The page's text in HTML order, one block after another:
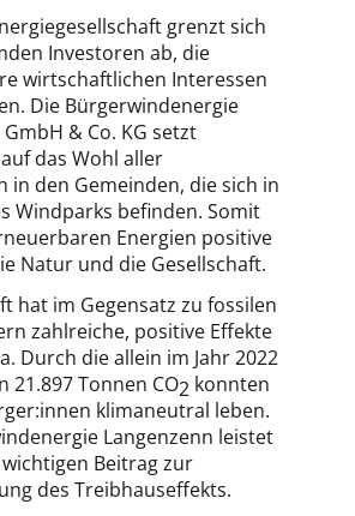
grenzt sich
Investoren ab, die
wirtschaftlichen Interessen
Die Bürgerwindenergie
& Co. KG setzt
das Wohl aller
in den Gemeinden, die sich in
Windparks befinden. Somit
Energien positive
Natur und die Gesellschaft.
hat im Gegensatz zu fossilen
zahlreiche, positive Effekte
Durch die allein im Jahr 2022
21.897 Tonnen CO2 konnten
klimaneutral leben.
Langenzenn leistet
Beitrag zur
des Treibhauseffekts.